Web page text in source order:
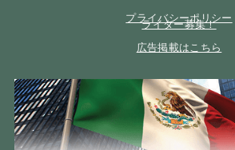
プライバシーポリシー
ライター募集！
広告掲載はこちら